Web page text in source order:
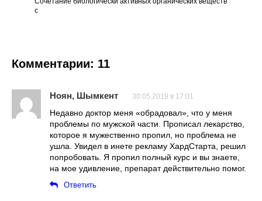
с
Комментарии: 11
Ноян, Шымкент 30.05.2019 в 17:01
Недавно доктор меня «обрадовал», что у меня
проблемы по мужской части. Прописал лекарство,
которое я мужественно пропил, но проблема не
ушла. Увидел в инете рекламу ХардСтарта, решил
попробовать. Я пропил полный курс и вы знаете,
на мое удивление, препарат действительно помог.
Ответить